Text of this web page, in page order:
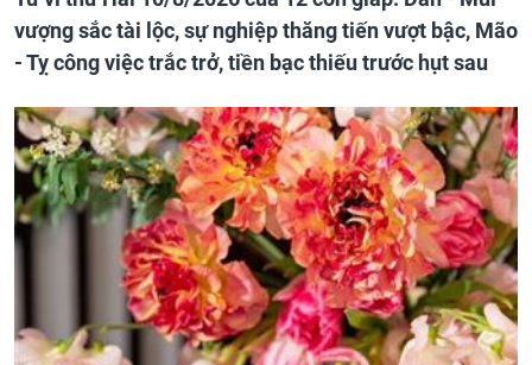
vượng sắc tài lộc, sự nghiệp thăng tiến vượt bậc, Mão
- Tỵ công việc trắc trở, tiền bạc thiếu trước hụt sau